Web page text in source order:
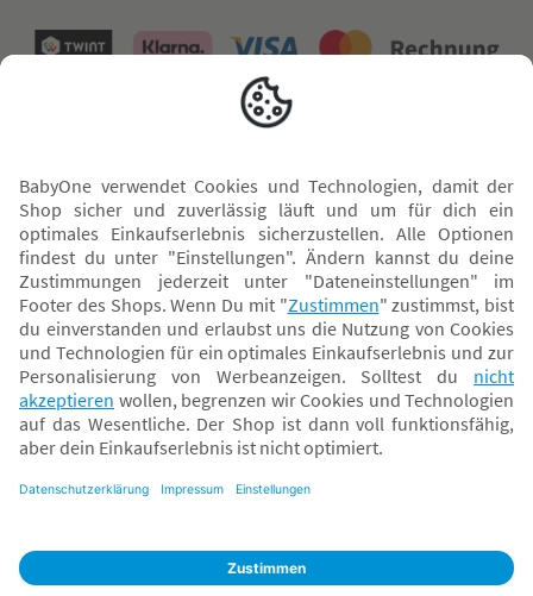
* Alle Preise inkl. MwSt. und ggf. zzgl.Versandkosten. Der dargestellte Preis gilt -
abhängig von der von dir gewählten Option - im BabyOne-Onlineshop oder bei
Abholung in dem von dir gewählten BabyOne-Franchise-Betrieb. Der für den
Onlineshop geltende Preis stellt bei einem Verkauf durch unsere Franchise-
Nehmer eine unverbindliche Preisempfehlung dar. Der Verkaufspreis der
daher von dem Verkaufspreis im Onlineshop abweichen. Angaben zu
Klarna.